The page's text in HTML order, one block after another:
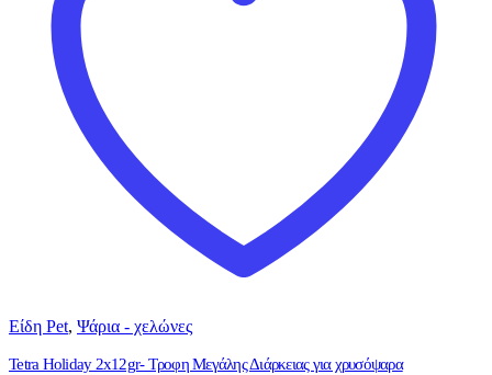
Είδη Pet, Ψάρια - χελώνες
Tetra Holiday 2x12gr- Τροφη Μεγάλης Διάρκειας για χρυσόψαρα